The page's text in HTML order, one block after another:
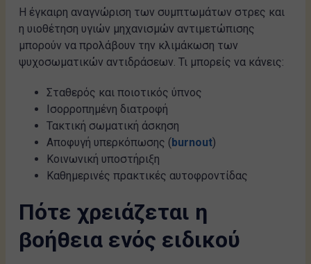
Η έγκαιρη αναγνώριση των συμπτωμάτων στρες και
η υιοθέτηση υγιών μηχανισμών αντιμετώπισης
μπορούν να προλάβουν την κλιμάκωση των
ψυχοσωματικών αντιδράσεων. Τι μπορείς να κάνεις:
Σταθερός και ποιοτικός ύπνος
Ισορροπημένη διατροφή
Τακτική σωματική άσκηση
Αποφυγή υπερκόπωσης (burnout)
Κοινωνική υποστήριξη
Καθημερινές πρακτικές αυτοφροντίδας
Πότε χρειάζεται η
βοήθεια ενός ειδικού